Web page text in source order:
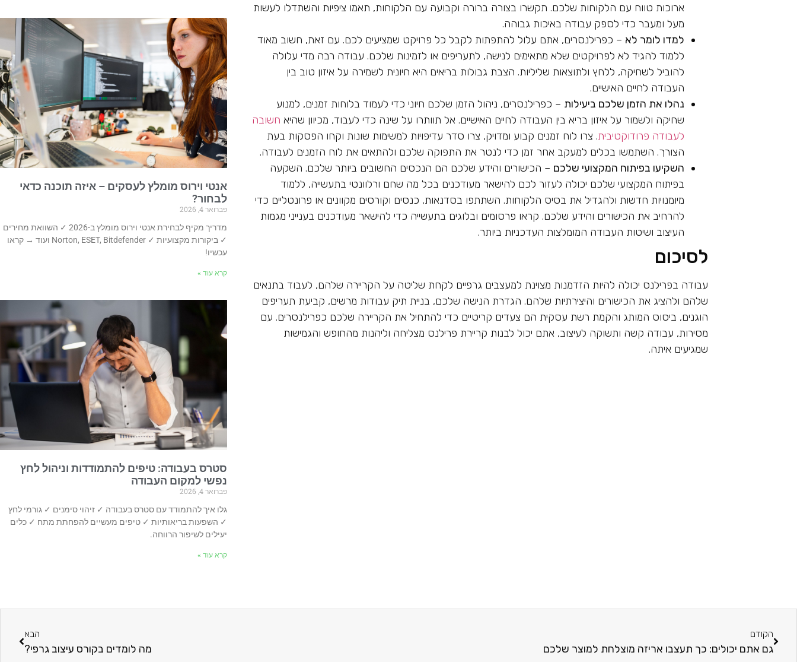
ארוכות טווח עם הלקוחות שלכם. תקשרו בצורה ברורה וקבועה עם הלקוחות, תאמו ציפיות והשתדלו לעשות
מעל ומעבר כדי לספק עבודה באיכות גבוהה.
למדו לומר לא – כפרילנסרים, אתם עלול להתפתות לקבל כל פרויקט שמציעים לכם. עם זאת, חשוב מאוד
ללמוד להגיד לא לפרויקטים שלא מתאימים לנישה, לתעריפים או לזמינות שלכם. עבודה רבה מדי עלולה
להוביל לשחיקה, ללחץ ולתוצאות שליליות. הצבת גבולות בריאים היא חיונית לשמירה על איזון טוב בין
העבודה לחיים האישיים.
נהלו את הזמן שלכם ביעילות – כפרילנסרים, ניהול הזמן שלכם חיוני כדי לעמוד בלוחות זמנים, למנוע
שחיקה ולשמור על איזון בריא בין העבודה לחיים האישיים. אל תוותרו על שינה כדי לעבוד, מכיוון שהיא חשובה
לעבודה פרודוקטיבית. צרו לוח זמנים קבוע ומדויק, צרו סדר עדיפויות למשימות שונות וקחו הפסקות בעת
הצורך. השתמשו בכלים למעקב אחר זמן כדי לנטר את התפוקה שלכם ולהתאים את לוח הזמנים לעבודה.
השקיעו בפיתוח המקצועי שלכם – הכישורים והידע שלכם הם הנכסים החשובים ביותר שלכם. השקעה
בפיתוח המקצועי שלכם יכולה לעזור לכם להישאר מעודכנים בכל מה שחם ורלוונטי בתעשייה, ללמוד
מיומנויות חדשות ולהגדיל את בסיס הלקוחות. השתתפו בסדנאות, כנסים וקורסים מקוונים או פרונטליים כדי
להרחיב את הכישורים והידע שלכם. קראו פרסומים ובלוגים בתעשייה כדי להישאר מעודכנים בענייני מגמות
העיצוב ושיטות העבודה המומלצות העדכניות ביותר.
לסיכום
עבודה בפרילנס יכולה להיות הזדמנות מצוינת למעצבים גרפיים לקחת שליטה על הקריירה שלהם, לעבוד בתנאים
שלהם ולהציג את הכישורים והיצירתיות שלהם. הגדרת הנישה שלכם, בניית תיק עבודות מרשים, קביעת תעריפים
הוגנים, ביסוס המותג והקמת רשת עסקית הם צעדים קריטיים כדי להתחיל את הקריירה שלכם כפרילנסרים. עם
מסירות, עבודה קשה ותשוקה לעיצוב, אתם יכול לבנות קריירת פרילנס מצליחה וליהנות מהחופש והגמישות
שמגיעים איתה.
אנטי וירוס מומלץ לעסקים – איזה תוכנה כדאי
לבחור?
פברואר 4, 2026
מדריך מקיף לבחירת אנטי וירוס מומלץ ב-2026 ✓ השוואת מחירים
✓ ביקורות מקצועיות ✓ Norton, ESET, Bitdefender ועוד → קראו
עכשיו!
קרא עוד »
סטרס בעבודה: טיפים להתמודדות וניהול לחץ
נפשי למקום העבודה
פברואר 4, 2026
גלו איך להתמודד עם סטרס בעבודה ✓ זיהוי סימנים ✓ גורמי לחץ
✓ השפעות בריאותיות ✓ טיפים מעשיים להפחתת מתח ✓ כלים
יעילים לשיפור הרווחה.
קרא עוד »
הקודם
גם אתם יכולים: כך תעצבו אריזה מוצלחת למוצר שלכם
הבא
מה לומדים בקורס עיצוב גרפי?